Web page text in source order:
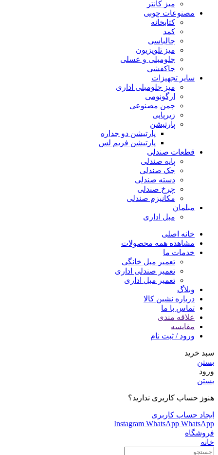
میز کانتر
مصنوعات چوبی
کتابخانه
کمد
جالباسی
میز تلویزیون
جلومبلی و عسلی
جاکفشی
سایر تجهیزات
میز جلومبلی اداری
ارگونومی
چمن مصنوعی
زیرپایی
پارتیشن
پارتیشن دو جداره
پارتیشن فریم لس
قطعات صندلی
پایه صندلی
جک صندلی
دسته صندلی
چرخ صندلی
مکانیزم صندلی
مبلمان
مبل اداری
خانه اصلی
مشاهده همه محصولات
خدمات ما
تعمیر مبل خانگی
تعمیر صندلی اداری
تعمیر مبل اداری
وبلاگ
درباره نشین کالا
تماس با ما
علاقه مندی
مقایسه
ورود / ثبت نام
سبد خرید
بستن
ورود
بستن
هنوز حساب کاربری ندارید؟
ایجاد حساب کاربری
Instagram WhatsApp WhatsApp
فروشگاه
خانه